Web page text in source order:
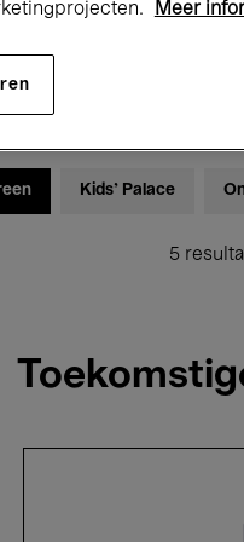
Kids’ Palace
5
Meer